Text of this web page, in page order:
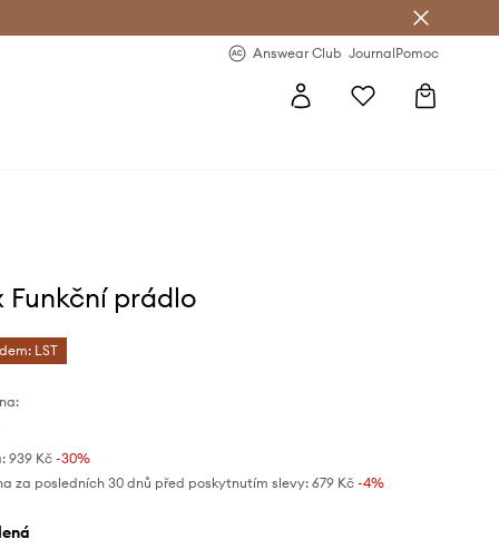
Answear Club JournalPomoc
Funkční prádlo
LST
939 Kč-30%
za posledních 30 dnů před poskytnutím slevy: 679 Kč -4%